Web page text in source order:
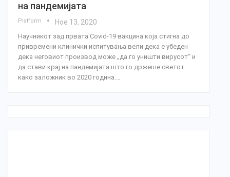
на пандемијата
Platform Ное 13, 2020
Научникот зад првата Covid-19 вакцина која стигна до
привремени клинички испитувања вели дека е убеден
дека неговиот производ може „да го уништи вирусот“ и
да стави крај на пандемијата што го држеше светот
како заложник во 2020 година.…